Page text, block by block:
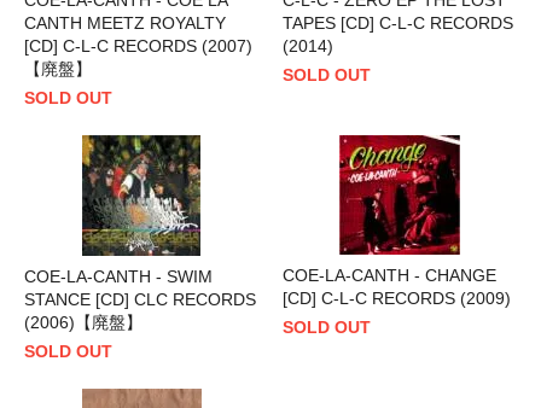
CANTH MEETZ ROYALTY
[CD] C-L-C RECORDS (2007)
【廃盤】
SOLD OUT
TAPES [CD] C-L-C RECORDS
(2014)
SOLD OUT
COE-LA-CANTH - SWIM
STANCE [CD] CLC RECORDS
(2006)【廃盤】
SOLD OUT
COE-LA-CANTH - CHANGE
[CD] C-L-C RECORDS (2009)
SOLD OUT